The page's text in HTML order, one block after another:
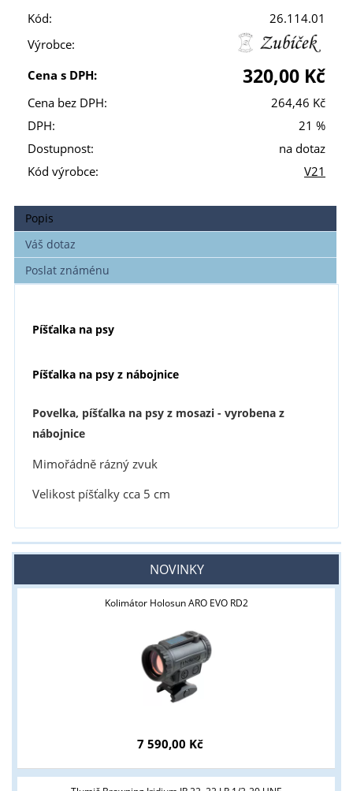
Kód:
26.114.01
Výrobce:
Cena s DPH:
320,00 Kč
Cena bez DPH:
264,46 Kč
DPH:
21 %
Dostupnost:
na dotaz
Kód výrobce:
V21
Popis
Váš dotaz
Poslat známénu
Píšťalka na psy
Píšťalka na psy z nábojnice
Povelka, píšťalka na psy z mosazi - vyrobena z
nábojnice
Mimořádně rázný zvuk
Velikost píšťalky cca 5 cm
NOVINKY
Kolimátor Holosun ARO EVO RD2
7 590,00 Kč